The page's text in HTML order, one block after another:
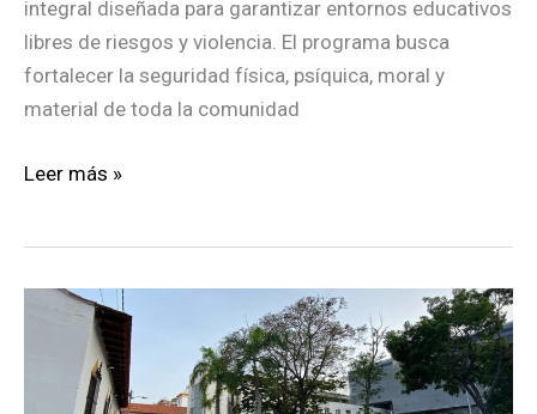
integral diseñada para garantizar entornos educativos
libres de riesgos y violencia. El programa busca
fortalecer la seguridad física, psíquica, moral y
material de toda la comunidad
Baruta
segura»
Leer más »